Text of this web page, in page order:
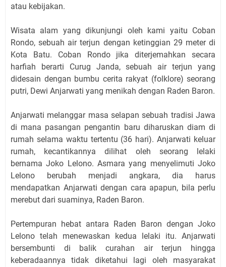
atau kebijakan.
Wisata alam yang dikunjungi oleh kami yaitu Coban
Rondo, sebuah air terjun dengan ketinggian 29 meter di
Kota Batu. Coban Rondo jika diterjemahkan secara
harfiah berarti Curug Janda, sebuah air terjun yang
didesain dengan bumbu cerita rakyat (folklore) seorang
putri, Dewi Anjarwati yang menikah dengan Raden Baron.
Anjarwati melanggar masa selapan sebuah tradisi Jawa
di mana pasangan pengantin baru diharuskan diam di
rumah selama waktu tertentu (36 hari). Anjarwati keluar
rumah, kecantikannya dilihat oleh seorang lelaki
bernama Joko Lelono. Asmara yang menyelimuti Joko
Lelono berubah menjadi angkara, dia harus
mendapatkan Anjarwati dengan cara apapun, bila perlu
merebut dari suaminya, Raden Baron.
Pertempuran hebat antara Raden Baron dengan Joko
Lelono telah menewaskan kedua lelaki itu. Anjarwati
bersembunti di balik curahan air terjun hingga
keberadaannya tidak diketahui lagi oleh masyarakat